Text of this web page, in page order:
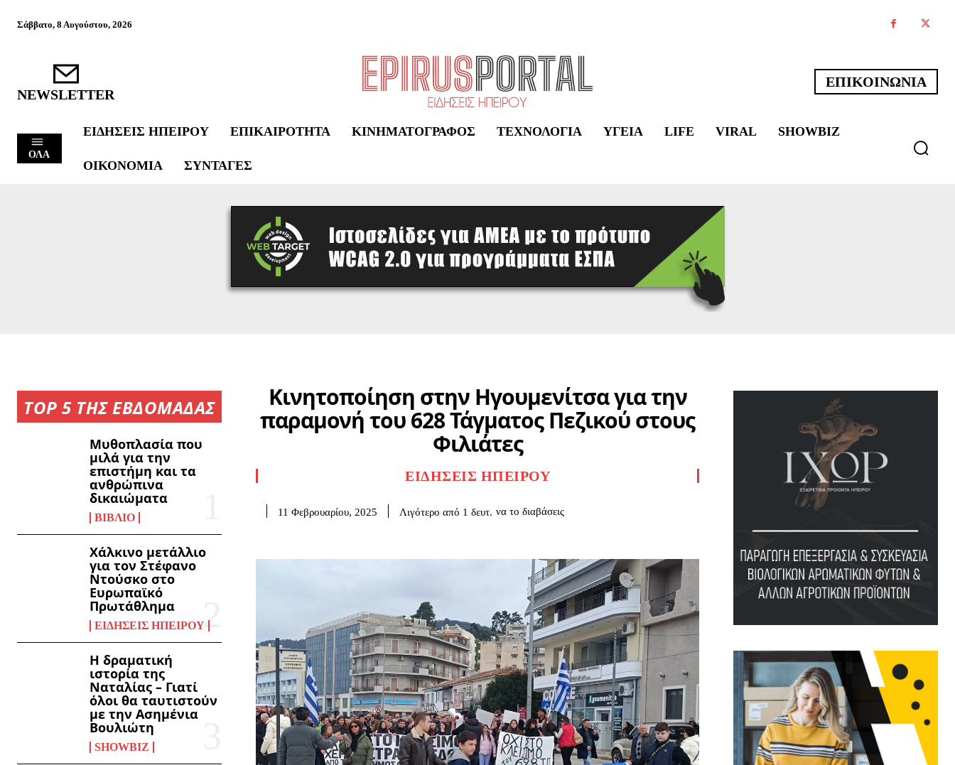
Σάββατο, 8 Αυγούστου, 2026
NEWSLETTER
ΕΠΙΚΟΙΝΩΝΙΑ
ΟΛΑ
ΕΙΔΉΣΕΙΣ ΗΠΕΊΡΟΥ ΕΠΙΚΑΙΡΌΤΗΤΑ ΚΙΝΗΜΑΤΟΓΡΆΦΟΣ ΤΕΧΝΟΛΟΓΊΑ ΥΓΕΊΑ LIFE VIRAL SHOWBIZ
ΟΙΚΟΝΟΜΊΑ ΣΥΝΤΑΓΈΣ
TOP 5 ΤΗΣ ΕΒΔΟΜΑΔΑΣ
Μυθοπλασία που
μιλά για την
επιστήμη και τα
ανθρώπινα
δικαιώματα
ΒΙΒΛΊΟ
Χάλκινο μετάλλιο
για τον Στέφανο
Ντούσκο στο
Ευρωπαϊκό
Πρωτάθλημα
ΕΙΔΉΣΕΙΣ ΗΠΕΊΡΟΥ
Η δραματική
ιστορία της
Ναταλίας – Γιατί
όλοι θα ταυτιστούν
με την Ασημένια
Βουλιώτη
SHOWBIZ
Κινητοποίηση στην Ηγουμενίτσα για την
παραμονή του 628 Τάγματος Πεζικού στους
Φιλιάτες
ΕΙΔΉΣΕΙΣ ΗΠΕΊΡΟΥ
11 Φεβρουαρίου, 2025 Λιγότερο από 1 δευτ. να το διαβάσεις